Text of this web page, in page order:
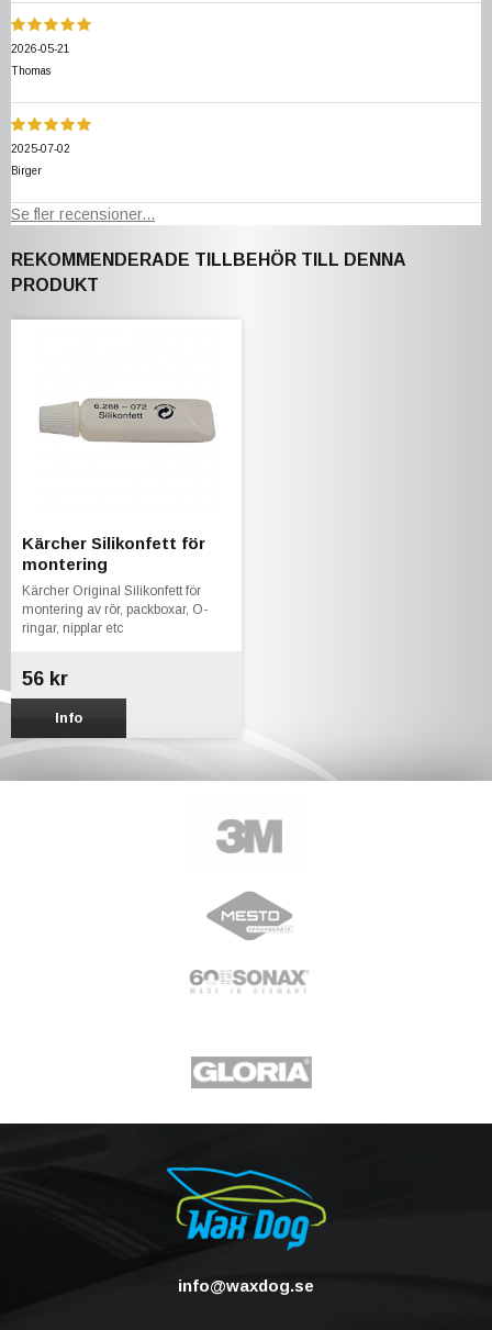
2026-05-21
Thomas
2025-07-02
Birger
Se fler recensioner...
REKOMMENDERADE TILLBEHÖR TILL DENNA
PRODUKT
Kärcher Silikonfett för
montering
Kärcher Original Silikonfett för
montering av rör, packboxar, O-
ringar, nipplar etc
56 kr
Info
info@waxdog.se